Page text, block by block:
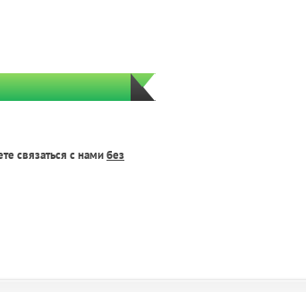
связаться с намибез